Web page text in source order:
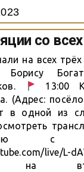
Николай
со
на всех
Борису
13:00
(Адрес:
в одной из
с
live/L-
на